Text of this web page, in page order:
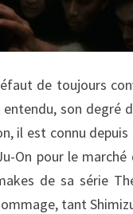
de toujours
son degré
il est connu
On pour le marché
de sa série
tant